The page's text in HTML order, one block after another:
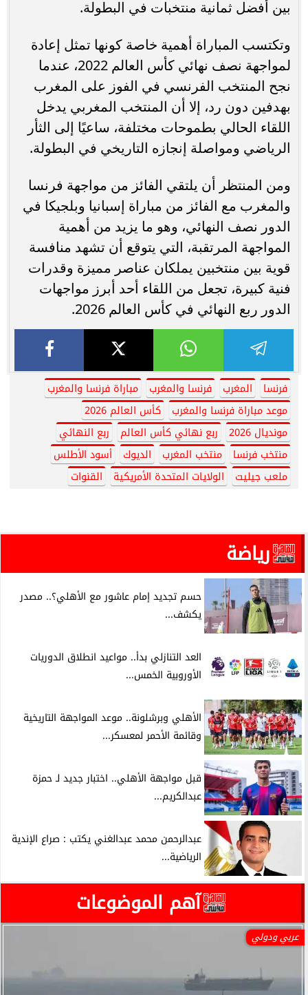
بين أفضل ثمانية منتخبات في البطولة.
وتكتسب المباراة أهمية خاصة كونها تمثل إعادة
لمواجهة نصف نهائي كأس العالم 2022، عندما
نجح المنتخب الفرنسي في الفوز على المغرب
بهدفين دون رد، إلا أن المنتخب المغربي يدخل
اللقاء الحالي بطموحات مختلفة، ساعيًا إلى الثأر
الرياضي ومواصلة إنجازه التاريخي في البطولة.
ومن المنتظر أن يلتقي الفائز من مواجهة فرنسا
والمغرب مع الفائز من مباراة إسبانيا وبلجيكا في
الدور نصف النهائي، وهو ما يزيد من أهمية
المواجهة المرتقبة، التي يتوقع أن تشهد منافسة
قوية بين منتخبين يملكان عناصر مميزة وقدرات
فنية كبيرة، تجعل من اللقاء أحد أبرز مواجهات
الدور ربع النهائي في كأس العالم 2026.
فرنسا المغرب فرنسا والمغرب
مباراة فرنسا والمغرب
موعد مباراة فرنسا والمغرب
كأس العالم 2026
مونديال 2026
ربع نهائي كأس العالم
ربع النهائي
منتخب فرنسا
منتخب المغرب الديوك
أسود الأطلس
ملعب جيليت
الولايات المتحدة الأمريكية القنوات
رياضة
حسم تجديد إمام عاشور مع الأهلي؟.. مصدر
يكشف...
العد التنازلي بدأ.. مواعيد انطلاق الدوريات
الأوروبية الخمس...
الأهلي وبرشلونة.. موعد المواجهة التاريخية
وقائمة الأحمر لمعسكر...
قبل مواجهة الأهلي.. اختبار جديد لـ حمزة
عبدالكريم...
عبدالرحمن محمد عبدالغني يكتب : صراع الإندية
الرياضية...
آهم الموضوعات
عربي ودولي